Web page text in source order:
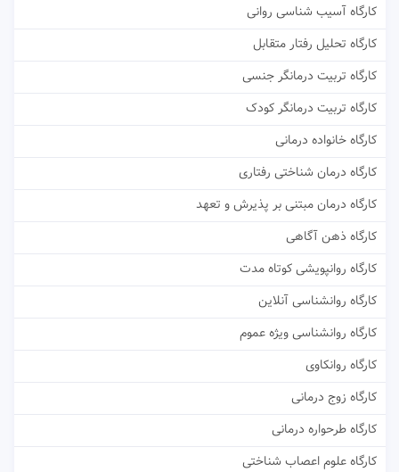
کارگاه آسیب شناسی روانی
کارگاه تحلیل رفتار متقابل
کارگاه تربیت درمانگر جنسی
کارگاه تربیت درمانگر کودک
کارگاه خانواده درمانی
کارگاه درمان شناختی رفتاری
کارگاه درمان مبتنی بر پذیرش و تعهد
کارگاه ذهن آگاهی
کارگاه روانپویشی کوتاه مدت
کارگاه روانشناسی آنلاین
کارگاه روانشناسی ویژه عموم
کارگاه روانکاوی
کارگاه زوج درمانی
کارگاه طرحواره درمانی
کارگاه علوم اعصاب شناختی